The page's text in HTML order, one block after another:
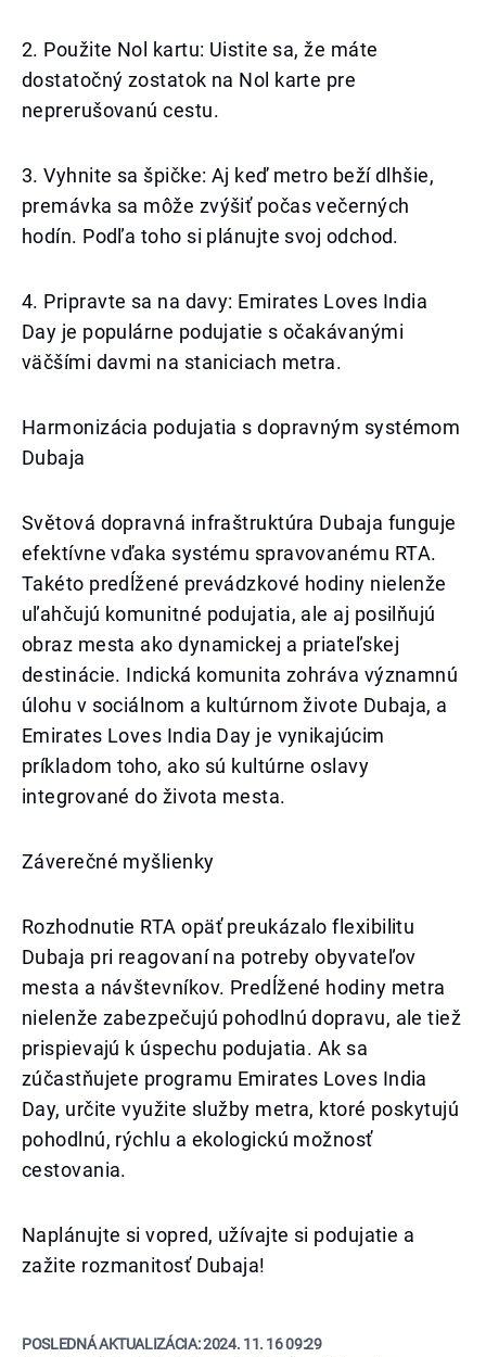
2. Použite Nol kartu: Uistite sa, že máte
dostatočný zostatok na Nol karte pre
neprerušovanú cestu.
3. Vyhnite sa špičke: Aj keď metro beží dlhšie,
premávka sa môže zvýšiť počas večerných
hodín. Podľa toho si plánujte svoj odchod.
4. Pripravte sa na davy: Emirates Loves India
Day je populárne podujatie s očakávanými
väčšími davmi na staniciach metra.
Harmonizácia podujatia s dopravným systémom
Dubaja
Světová dopravná infraštruktúra Dubaja funguje
efektívne vďaka systému spravovanému RTA.
Takéto predĺžené prevádzkové hodiny nielenže
uľahčujú komunitné podujatia, ale aj posilňujú
obraz mesta ako dynamickej a priateľskej
destinácie. Indická komunita zohráva významnú
úlohu v sociálnom a kultúrnom živote Dubaja, a
Emirates Loves India Day je vynikajúcim
príkladom toho, ako sú kultúrne oslavy
integrované do života mesta.
Záverečné myšlienky
Rozhodnutie RTA opäť preukázalo flexibilitu
Dubaja pri reagovaní na potreby obyvateľov
mesta a návštevníkov. Predĺžené hodiny metra
nielenže zabezpečujú pohodlnú dopravu, ale tiež
prispievajú k úspechu podujatia. Ak sa
zúčastňujete programu Emirates Loves India
Day, určite využite služby metra, ktoré poskytujú
pohodlnú, rýchlu a ekologickú možnosť
cestovania.
Naplánujte si vopred, užívajte si podujatie a
zažite rozmanitosť Dubaja!
POSLEDNÁ AKTUALIZÁCIA:2024. 11. 16 09:29